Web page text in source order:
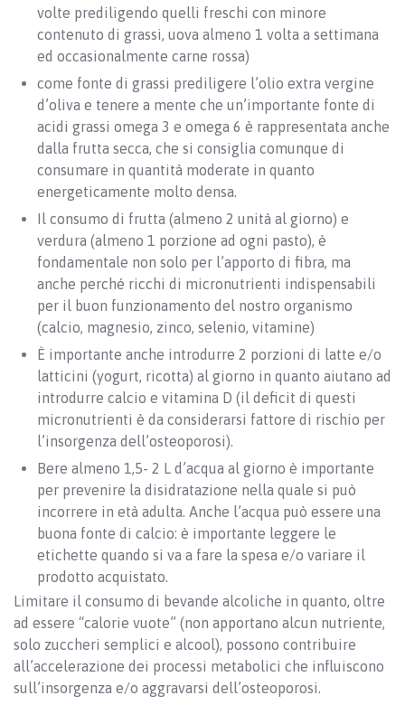
volte prediligendo quelli freschi con minore
contenuto di grassi, uova almeno 1 volta a settimana
ed occasionalmente carne rossa)
come fonte di grassi prediligere l’olio extra vergine
d’oliva e tenere a mente che un’importante fonte di
acidi grassi omega 3 e omega 6 è rappresentata anche
dalla frutta secca, che si consiglia comunque di
consumare in quantità moderate in quanto
energeticamente molto densa.
Il consumo di frutta (almeno 2 unità al giorno) e
verdura (almeno 1 porzione ad ogni pasto), è
fondamentale non solo per l’apporto di fibra, ma
anche perché ricchi di micronutrienti indispensabili
per il buon funzionamento del nostro organismo
(calcio, magnesio, zinco, selenio, vitamine)
È importante anche introdurre 2 porzioni di latte e/o
latticini (yogurt, ricotta) al giorno in quanto aiutano ad
introdurre calcio e vitamina D (il deficit di questi
micronutrienti è da considerarsi fattore di rischio per
l’insorgenza dell’osteoporosi).
Bere almeno 1,5- 2 L d’acqua al giorno è importante
per prevenire la disidratazione nella quale si può
incorrere in età adulta. Anche l’acqua può essere una
buona fonte di calcio: è importante leggere le
etichette quando si va a fare la spesa e/o variare il
prodotto acquistato.
Limitare il consumo di bevande alcoliche in quanto, oltre
ad essere “calorie vuote” (non apportano alcun nutriente,
solo zuccheri semplici e alcool), possono contribuire
all’accelerazione dei processi metabolici che influiscono
sull’insorgenza e/o aggravarsi dell’osteoporosi.